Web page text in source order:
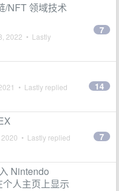
/NFT 领域技术
2022 • Lastly
7
• Lastly replied
14
• Lastly replied
7
Nintendo
人主页上显示